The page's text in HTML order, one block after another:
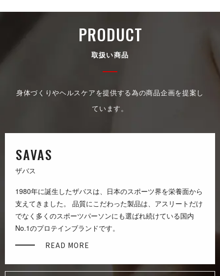
PRO D U C T
取 扱 い 商 品
身体づくりやヘルスケアを提供する為の商品企画を提案し
て い ま す 。
S A V A S
ザ バ ス
1980年に誕生したザバスは、日本のスポーツ界を栄養面から
支えてきました。 品質にこだわった製品は、アスリートだけ
でなく多くのスポーツパーソンにも選ばれ続けている国内
No.1のプロテインブランドです。
READ MORE